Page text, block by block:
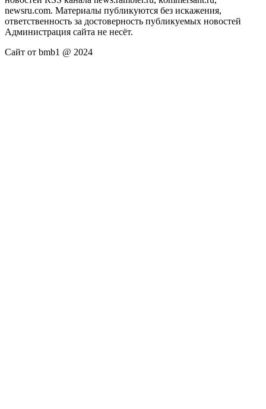
newsru.com. Материалы публикуются без искажения,
ответственность за достоверность публикуемых новостей
Администрация сайта не несёт.
Сайт от bmb1 @ 2024